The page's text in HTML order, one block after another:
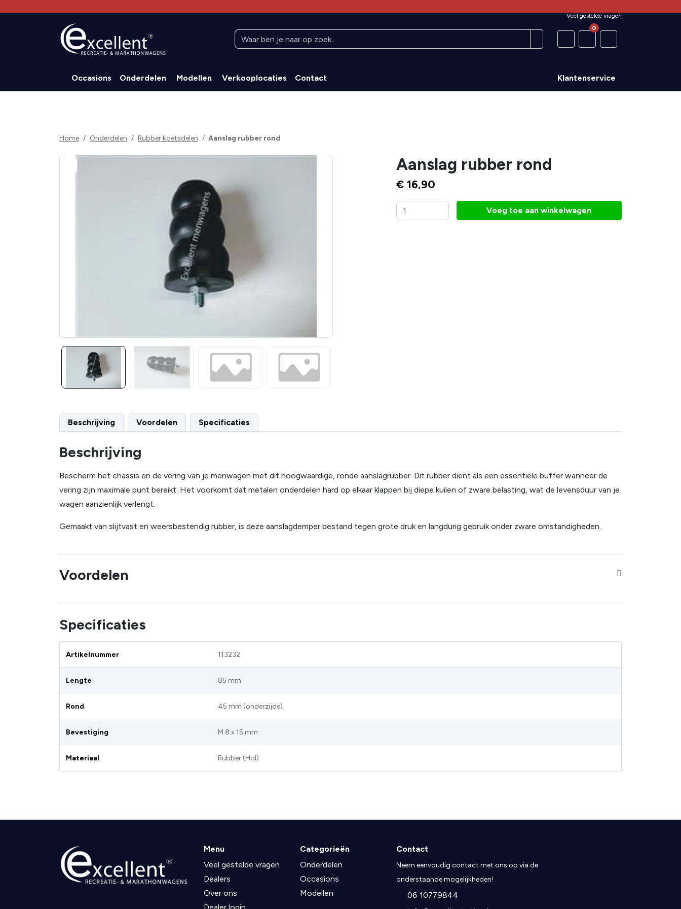
Veel gestelde vragen
0
Occasions Onderdelen Modellen Verkooplocaties Contact Klantenservice
Home Onderdelen Rubber koetsdelen Aanslag rubber rond
Aanslag rubber rond
€ 16,90
Voeg toe aan winkelwagen
Beschrijving Voordelen Specificaties
Beschrijving
Bescherm het chassis en de vering van je menwagen met dit hoogwaardige, ronde aanslagrubber. Dit rubber dient als een essentiële buffer wanneer de
vering zijn maximale punt bereikt. Het voorkomt dat metalen onderdelen hard op elkaar klappen bij diepe kuilen of zware belasting, wat de levensduur van je
wagen aanzienlijk verlengt.
Gemaakt van slijtvast en weersbestendig rubber, is deze aanslagdemper bestand tegen grote druk en langdurig gebruik onder zware omstandigheden.
Voordelen
Specificaties
Artikelnummer 113232
Lengte 85 mm
Rond 45 mm (onderzijde)
Bevestiging M 8 x 15 mm
Materiaal Rubber (Hol)
Menu
Veel gestelde vragen
Dealers
Over ons
Categorieën
Onderdelen
Occasions
Modellen
Contact
Neem eenvoudig contact met ons op via de
onderstaande mogelijkheden!
06 10779844